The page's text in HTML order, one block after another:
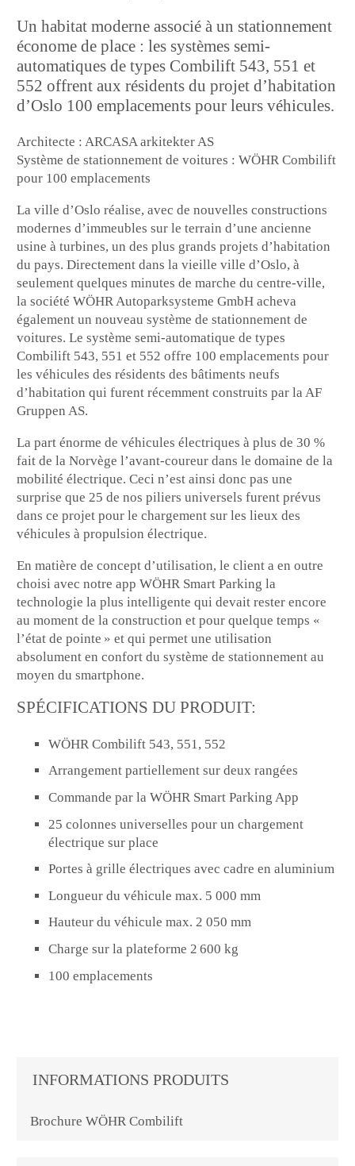
Un habitat moderne associé à un stationnement
économe de place : les systèmes semi-
automatiques de types Combilift 543, 551 et
552 offrent aux résidents du projet d’habitation
d’Oslo 100 emplacements pour leurs véhicules.
Architecte : ARCASA arkitekter AS
Système de stationnement de voitures : WÖHR Combilift
pour 100 emplacements
La ville d’Oslo réalise, avec de nouvelles constructions
modernes d’immeubles sur le terrain d’une ancienne
usine à turbines, un des plus grands projets d’habitation
du pays. Directement dans la vieille ville d’Oslo, à
seulement quelques minutes de marche du centre-ville,
la société WÖHR Autoparksysteme GmbH acheva
également un nouveau système de stationnement de
voitures. Le système semi-automatique de types
Combilift 543, 551 et 552 offre 100 emplacements pour
les véhicules des résidents des bâtiments neufs
d’habitation qui furent récemment construits par la AF
Gruppen AS.
La part énorme de véhicules électriques à plus de 30 %
fait de la Norvège l’avant-coureur dans le domaine de la
mobilité électrique. Ceci n’est ainsi donc pas une
surprise que 25 de nos piliers universels furent prévus
dans ce projet pour le chargement sur les lieux des
véhicules à propulsion électrique.
En matière de concept d’utilisation, le client a en outre
choisi avec notre app WÖHR Smart Parking la
technologie la plus intelligente qui devait rester encore
au moment de la construction et pour quelque temps «
l’état de pointe » et qui permet une utilisation
absolument en confort du système de stationnement au
moyen du smartphone.
SPÉCIFICATIONS DU PRODUIT:
WÖHR Combilift 543, 551, 552
Arrangement partiellement sur deux rangées
Commande par la WÖHR Smart Parking App
25 colonnes universelles pour un chargement
électrique sur place
Portes à grille électriques avec cadre en aluminium
Longueur du véhicule max. 5 000 mm
Hauteur du véhicule max. 2 050 mm
Charge sur la plateforme 2 600 kg
100 emplacements
INFORMATIONS PRODUITS
Brochure WÖHR Combilift